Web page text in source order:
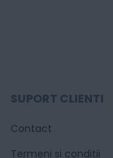
SUPORT CLIENTI
Contact
Termeni si conditii